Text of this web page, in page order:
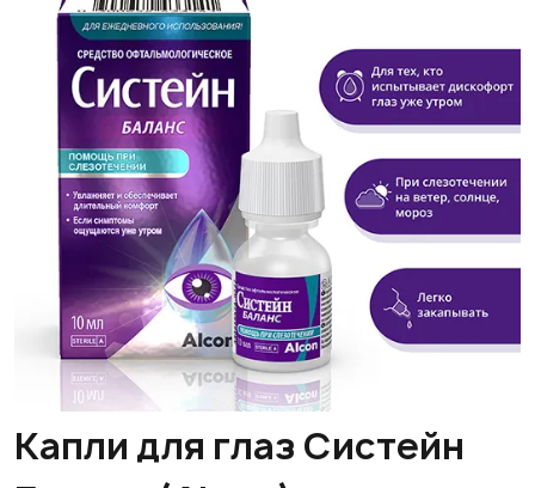
Капли для глаз Систейн